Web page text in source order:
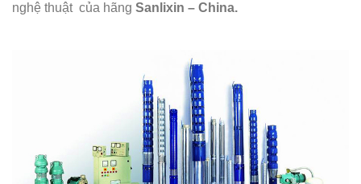
nghệ thuật của hãng Sanlixin – China.